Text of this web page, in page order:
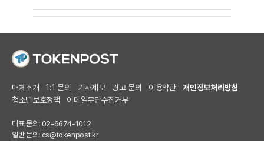
매체소개 1:1 문의 기사제보 광고 문의 이용약관
개인정보처리방침
청소년보호정책
이메일무단수집거부
대표 문의: 02-6674-1012
일반 문의: cs@tokenpost.kr